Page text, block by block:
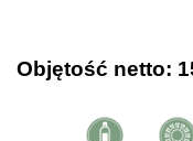
Objętość netto: